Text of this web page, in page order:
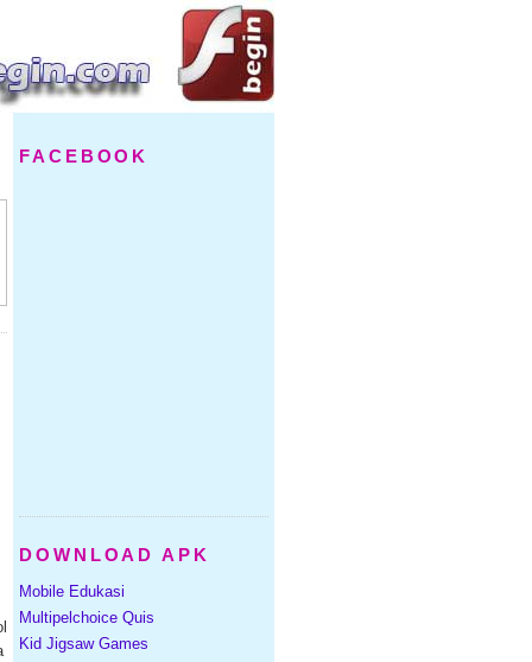
FACEBOOK
DOWNLOAD APK
Mobile Edukasi
Multipelchoice Quis
Kid Jigsaw Games